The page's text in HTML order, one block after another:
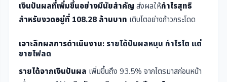
เงินปันผลที่เพิ่มขึ้นอย่างมีนัยสำคัญ ส่งผลให้กำไรสุทธิ
สำหรับงวดอยู่ที่ 108.28 ล้านบาท เติบโตอย่างก้าวกระโดด
เจาะลึกผลการดำเนินงาน: รายได้ปันผลหนุน กำไรโต แต่
ขายไฟลด
รายได้จากเงินปันผล เพิ่มขึ้นถึง 93.5% จากไตรมาสก่อนหน้า